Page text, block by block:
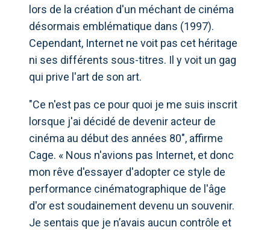
lors de la création d'un méchant de cinéma
désormais emblématique dans (1997).
Cependant, Internet ne voit pas cet héritage
ni ses différents sous-titres. Il y voit un gag
qui prive l'art de son art.
"Ce n'est pas ce pour quoi je me suis inscrit
lorsque j'ai décidé de devenir acteur de
cinéma au début des années 80", affirme
Cage. « Nous n'avions pas Internet, et donc
mon rêve d'essayer d'adopter ce style de
performance cinématographique de l'âge
d'or est soudainement devenu un souvenir.
Je sentais que je n’avais aucun contrôle et